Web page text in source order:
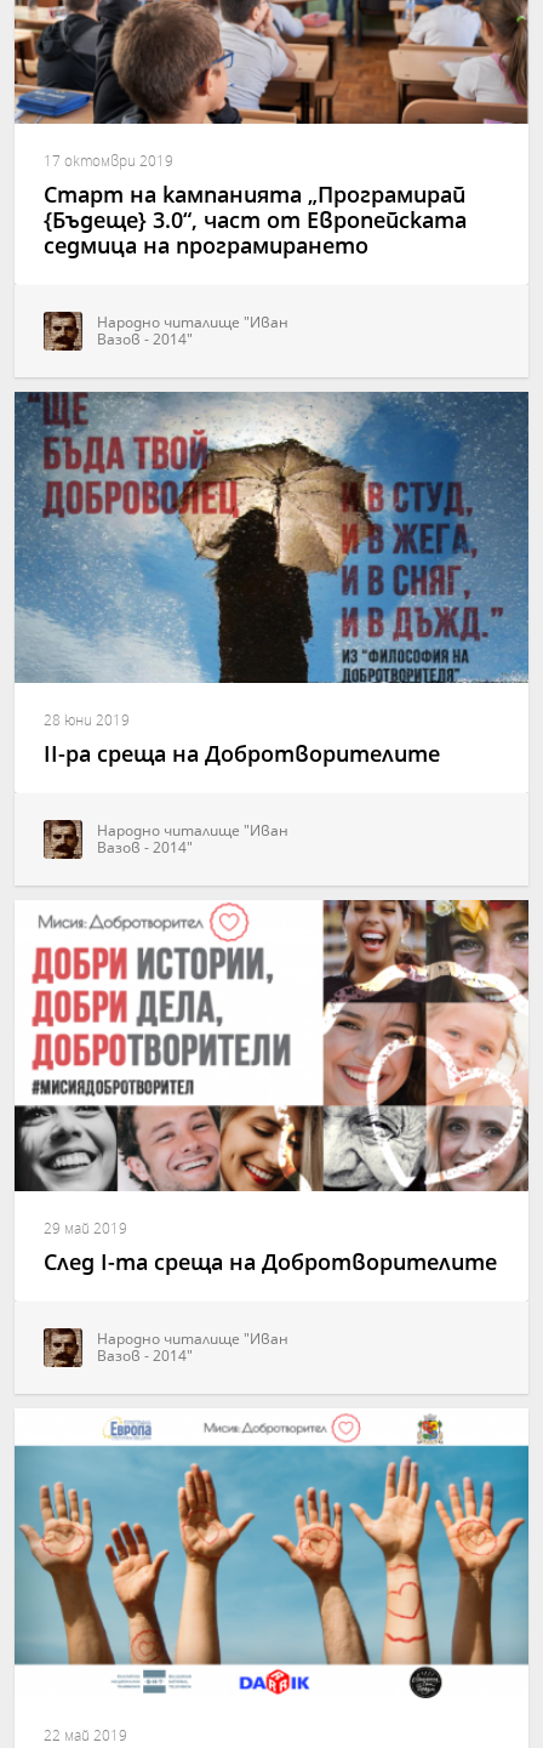
17 октомври 2019
Старт на кампанията „Програмирай
{Бъдеще} 3.0“, част от Европейската
седмица на програмирането
Народно читалище "Иван
Вазов - 2014"
28 юни 2019
II-ра среща на Добротворителите
Народно читалище "Иван
Вазов - 2014"
29 май 2019
След І-та среща на Добротворителите
Народно читалище "Иван
Вазов - 2014"
22 май 2019